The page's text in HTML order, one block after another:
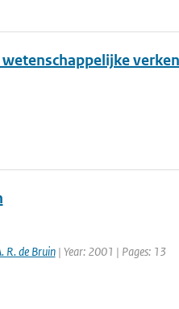
R. de Bruin| Year: 2001 | Pages: 13